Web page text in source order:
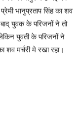
भानुप्रताप सिंह का शव
बाद् युवक के परिजनों ने तो
युवती के परिजनों ने
मर्चरी मे रखा रहा।